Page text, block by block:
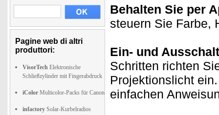
Pagine web di altri
produttori:
VisorTech Elektronische
Schließzylinder mit Fingerabdruck
iColor Multicolor-Packs für Canon
infactory Solar-Kurbelradios
Behalten Sie per
steuern Sie Farbe,
Ein- und
Schritten richten
Projektionslicht
einfachen